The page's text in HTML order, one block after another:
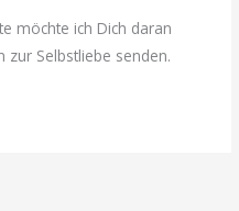
möchte ich Dich daran
zur Selbstliebe senden.